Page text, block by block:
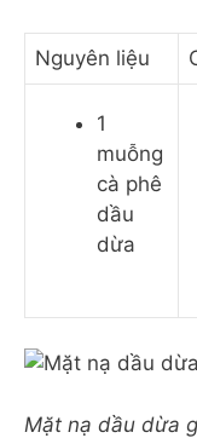
Nguyên liệu
1
muỗng
cà phê
dầu
dừa
Mặt nạ dầu dừa